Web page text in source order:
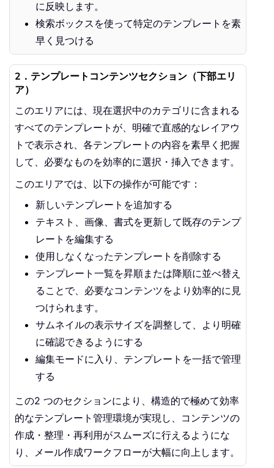
に反映します。
検索ボックスを使って特定のテンプレートを素
早く見つける
2．テンプレートコンテンツセクション（下部エリ
ア）
このエリアには、現在選択中のカテゴリに含まれる
すべてのテンプレートが、明確で直感的なレイアウ
トで表示され、各テンプレートの内容を素早く把握
して、必要なものを効率的に選択・挿入できます。
このエリアでは、以下の操作が可能です：
新しいテンプレートを追加する
テキスト、画像、書式を更新して既存のテンプ
レートを編集する
使用しなくなったテンプレートを削除する
テンプレート一覧を昇順または降順に並べ替え
ることで、必要なコンテンツをより効率的に見
つけられます。
サムネイルの表示サイズを調整して、より明確
に確認できるようにする
編集モードに入り、テンプレートを一括で管理
する
この2 つのセクションにより、構造的で極めて効率
的なテンプレート管理環境が実現し、コンテンツの
作成・整理・再利用がスムーズに行えるようにな
り、メール作成ワークフローが大幅に向上します。